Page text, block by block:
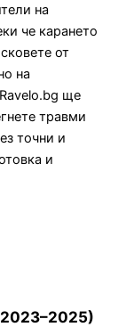
на
че карането
от
на
ще
травми
точни и
и